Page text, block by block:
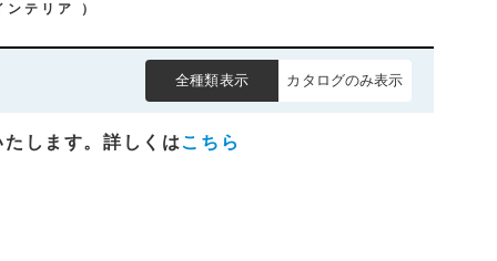
ンテリア ）
全種類表示 カタログのみ表示
します。詳しくはこちら